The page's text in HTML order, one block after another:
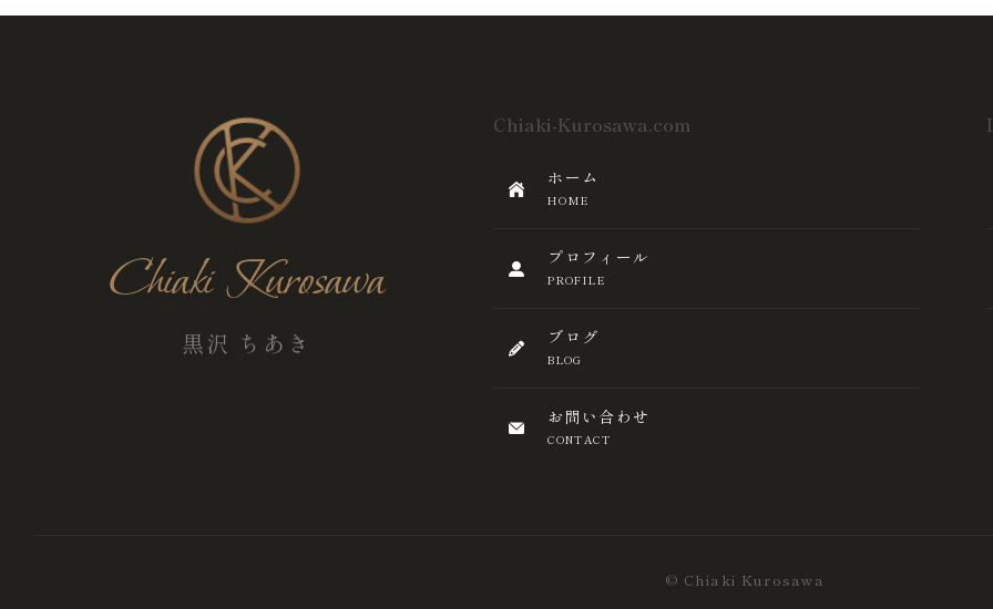
Chiaki Kurosawa
黒沢 ちあき
Chiaki-Kurosawa.com
ホーム
HOME
プロフィール
PROFILE
ブログ
BLOG
お問い合わせ
CONTACT
© Chiaki Kurosawa